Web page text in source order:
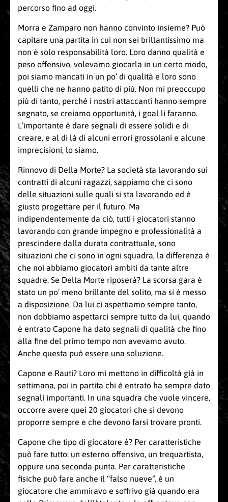
percorso fino ad oggi.
Morra e Zamparo non hanno convinto insieme? Può
capitare una partita in cui non sei brillantissimo ma
non è solo responsabilità loro. Loro danno qualità e
peso offensivo, volevamo giocarla in un certo modo,
poi siamo mancati in un po’ di qualità e loro sono
quelli che ne hanno patito di più. Non mi preoccupo
più di tanto, perché i nostri attaccanti hanno sempre
segnato, se creiamo opportunità, i goal li faranno.
L’importante è dare segnali di essere solidi e di
creare, e al di là di alcuni errori grossolani e alcune
imprecisioni, lo siamo.
Rinnovo di Della Morte? La società sta lavorando sui
contratti di alcuni ragazzi, sappiamo che ci sono
delle situazioni sulle quali si sta lavorando ed è
giusto progettare per il futuro. Ma
indipendentemente da ciò, tutti i giocatori stanno
lavorando con grande impegno e professionalità a
prescindere dalla durata contrattuale, sono
situazioni che ci sono in ogni squadra, la differenza è
che noi abbiamo giocatori ambiti da tante altre
squadre. Se Della Morte riposerà? La scorsa gara è
stato un po’ meno brillante del solito, ma si è messo
a disposizione. Da lui ci aspettiamo sempre tanto,
non dobbiamo aspettarci sempre tutto da lui, quando
è entrato Capone ha dato segnali di qualità che fino
alla fine del primo tempo non avevamo avuto.
Anche questa può essere una soluzione.
Capone e Rauti? Loro mi mettono in difficoltà già in
settimana, poi in partita chi è entrato ha sempre dato
segnali importanti. In una squadra che vuole vincere,
occorre avere quei 20 giocatori che si devono
proporre sempre e che devono farsi trovare pronti.
Capone che tipo di giocatore è? Per caratteristiche
può fare tutto: un esterno offensivo, un trequartista,
oppure una seconda punta. Per caratteristiche
fisiche può fare anche il “falso nueve”, è un
giocatore che ammiravo e soffrivo già quando era